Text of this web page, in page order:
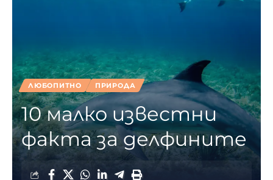
ЛЮБОПИТНО ПРИРОДА
10 малко известни
факта за делфините